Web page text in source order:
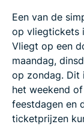
Een van de
op vliegtickets
Vliegt op een
maandag,
op zondag. Dit
het weekend
feestdagen en
ticketprijzen